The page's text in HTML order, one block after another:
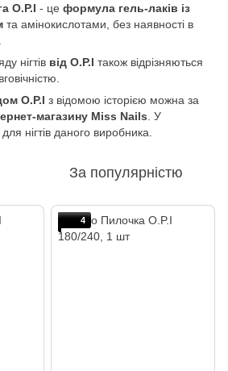
O.P.I - це формула гель-лаків із
та амінокислотами, без наявності в
нігтів від O.P.I також відрізняються
O.P.I з відомою історією можна за
магазину Miss Nails. У
нігтів даного виробника.
За популярністю
4